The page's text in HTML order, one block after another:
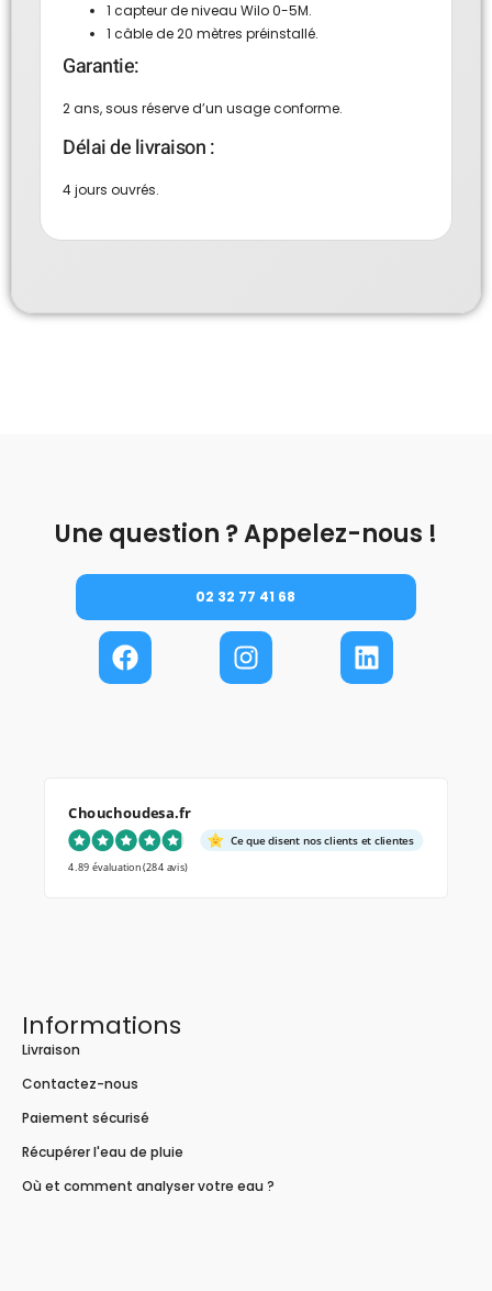
1 capteur de niveau Wilo 0-5M.
1 câble de 20 mètres préinstallé.
Garantie:
2 ans, sous réserve d’un usage conforme.
Délai de livraison :
4 jours ouvrés.
Une question ? Appelez-nous !
02 32 77 41 68
Chouchoudesa.fr
Ce que disent nos clients et clientes
4.89 évaluation(284 avis)
Informations
Livraison
Contactez-nous
Paiement sécurisé
Récupérer l'eau de pluie
Où et comment analyser votre eau ?